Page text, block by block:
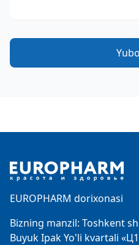
EUROPHARM dorixonasi
Bizning manzil: Toshkent
Buyuk Ipak Yo'li kvartali